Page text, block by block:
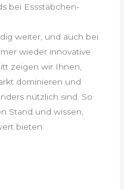
bei Essstäbchen-
weiter, und auch bei
wieder innovative
zeigen wir Ihnen,
dominieren und
nützlich sind. So
Stand und wissen,
bieten.